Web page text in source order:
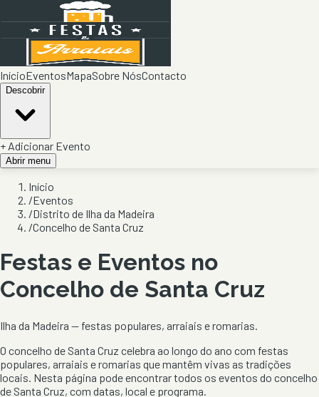
InícioEventosMapaSobre NósContacto
Descobrir
+ Adicionar Evento
Abrir menu
Início
/Eventos
/Distrito de Ilha da Madeira
/Concelho de Santa Cruz
Festas e Eventos no
Concelho de Santa Cruz
Ilha da Madeira — festas populares, arraiais e romarias.
O concelho de Santa Cruz celebra ao longo do ano com festas
populares, arraiais e romarias que mantêm vivas as tradições
locais. Nesta página pode encontrar todos os eventos do concelho
de Santa Cruz, com datas, local e programa.